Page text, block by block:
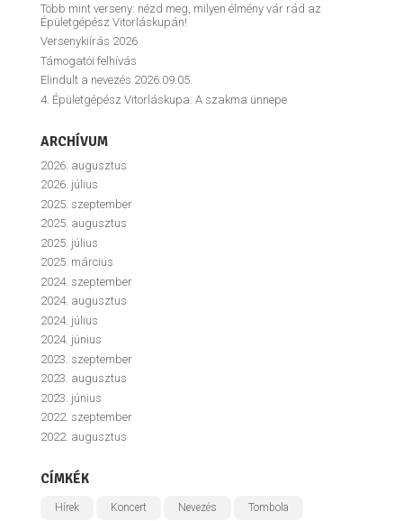
Több mint verseny: nézd meg, milyen élmény vár rád az
Épületgépész Vitorláskupán!
Versenykiírás 2026
Támogatói felhívás
Elindult a nevezés 2026.09.05.
4. Épületgépész Vitorláskupa: A szakma ünnepe
ARCHÍVUM
2026. augusztus
2026. július
2025. szeptember
2025. augusztus
2025. július
2025. március
2024. szeptember
2024. augusztus
2024. július
2024. június
2023. szeptember
2023. augusztus
2023. június
2022. szeptember
2022. augusztus
CÍMKÉK
Hírek Koncert Nevezés Tombola